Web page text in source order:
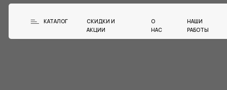
НАШИ
РАБОТЫ
СКИДКИ И
АКЦИИ
О
НАС
КАТАЛОГ